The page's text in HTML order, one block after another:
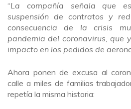
“La compañía señala que
suspensión de contratos y
consecuencia de la crisis
pandemia del coronavirus, que
impacto en los pedidos de
Ahora ponen de excusa al
calle a miles de familias
repetía la misma historia: